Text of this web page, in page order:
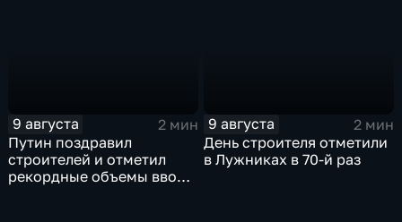
9 августа
2 мин
Путин поздравил
строителей и отметил
рекордные объемы ввода
9 августа
2 мин
День строителя отметили
в Лужниках в 70-й раз